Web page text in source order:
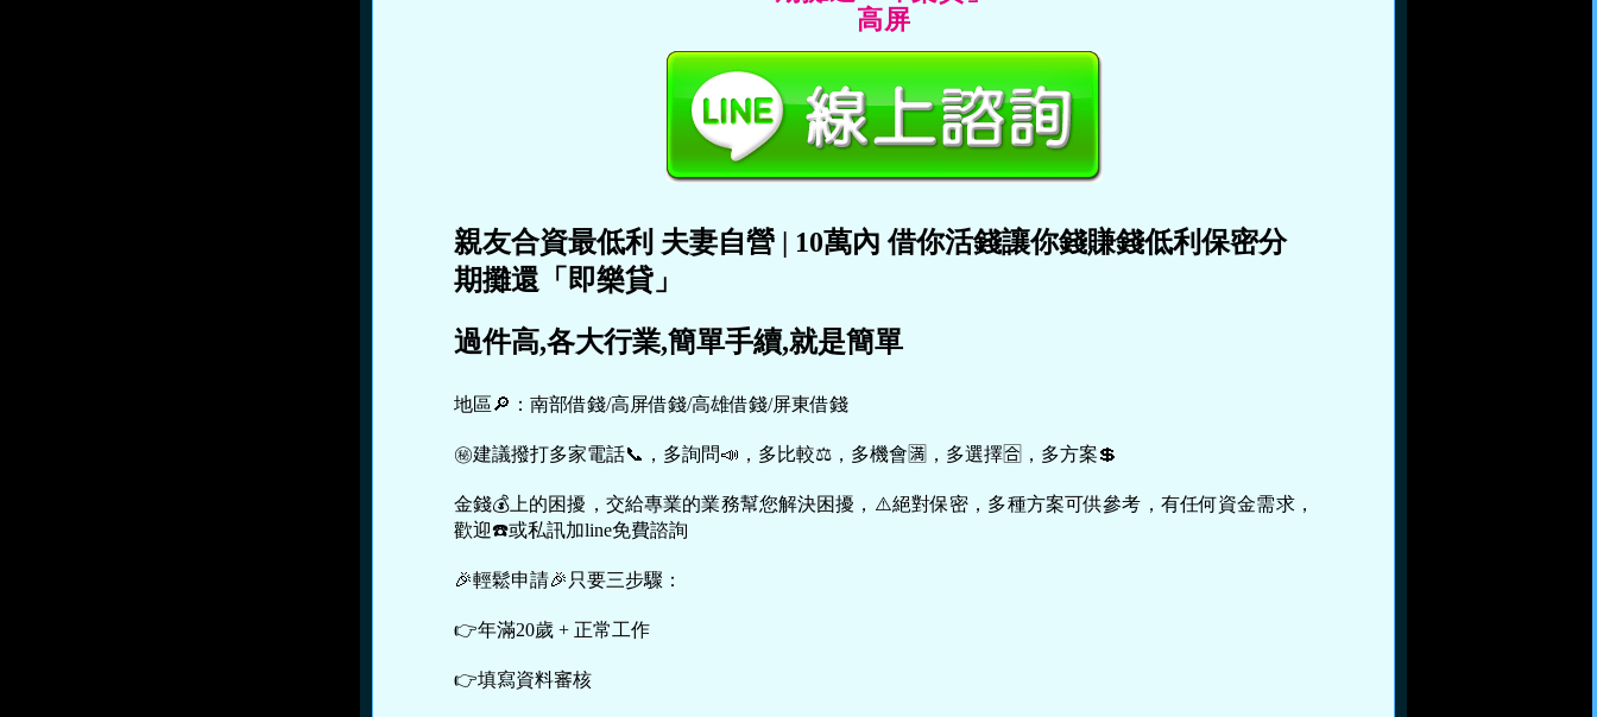
高屏
親友合資最低利 夫妻自營| 10萬內 借你活錢讓你錢賺錢低利保密分
期攤還「即樂貸」
過件高,各大行業,簡單手續,就是簡單
地區🔎：南部借錢/高屏借錢/高雄借錢/屏東借錢
㊙建議撥打多家電話📞，多詢問📣，多比較⚖，多機會🈵，多選擇🈴，多方案💲
金錢💰上的困擾，交給專業的業務幫您解決困擾，⚠️絕對保密，多種方案可供參考，有任何資金需求，
歡迎☎️或私訊加line免費諮詢
🎉輕鬆申請🎉只要三步驟：
👉年滿20歲 + 正常工作
👉填寫資料審核